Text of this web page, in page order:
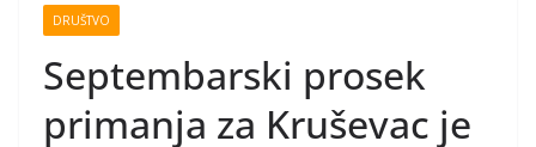
DRUŠTVO
Septembarski prosek
primanja za Kruševac je